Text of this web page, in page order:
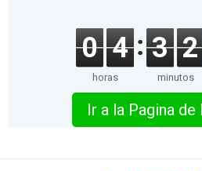
0 4
horas
3 2
minutos
Ir a la Pagina de